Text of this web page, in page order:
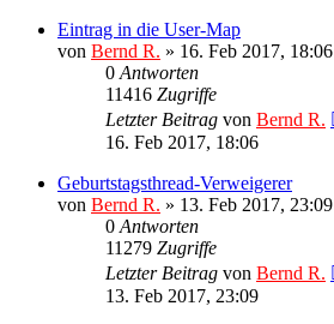
Eintrag in die User-Map
von Bernd R. » 16. Feb 2017, 18:06
0 Antworten
11416 Zugriffe
Letzter Beitrag von Bernd R.
16. Feb 2017, 18:06
Geburtstagsthread-Verweigerer
von Bernd R. » 13. Feb 2017, 23:09
0 Antworten
11279 Zugriffe
Letzter Beitrag von Bernd R.
13. Feb 2017, 23:09